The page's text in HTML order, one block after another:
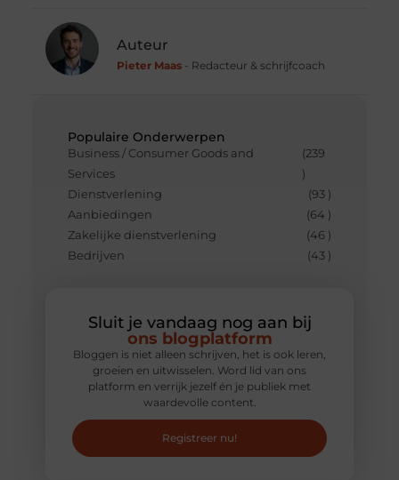
Populaire Onderwerpen
Business / Consumer Goods and
Services
(239
)
Dienstverlening
(93 )
Aanbiedingen
(64 )
Zakelijke dienstverlening
(46 )
Bedrijven
(43 )
Sluit je vandaag nog aan bij
ons blogplatform
Bloggen is niet alleen schrijven, het is ook leren,
groeien en uitwisselen. Word lid van ons
platform en verrijk jezelf én je publiek met
waardevolle content.
Registreer nu!
Auteur
Pieter Maas- Redacteur & schrijfcoach